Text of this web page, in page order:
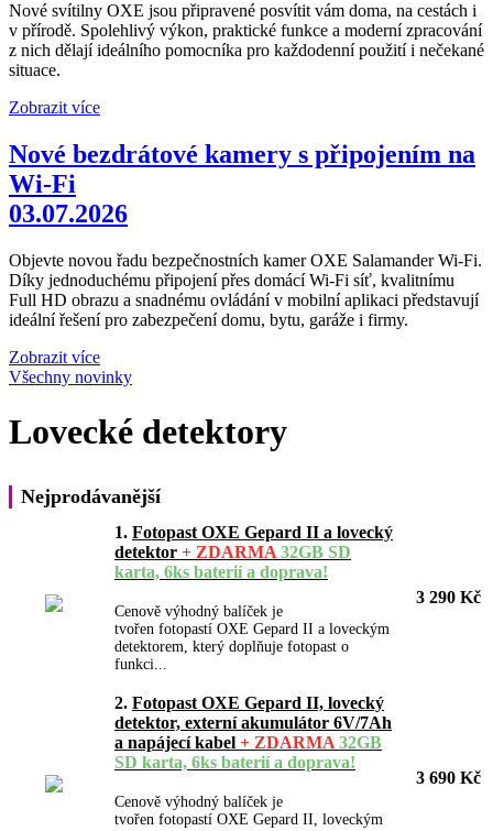
Nové svítilny OXE jsou připravené posvítit vám doma, na cestách i
v přírodě. Spolehlivý výkon, praktické funkce a moderní zpracování
z nich dělají ideálního pomocníka pro každodenní použití i nečekané
situace.
Zobrazit více
Nové bezdrátové kamery s připojením na
Wi-Fi
03.07.2026
Objevte novou řadu bezpečnostních kamer OXE Salamander Wi-Fi.
Díky jednoduchému připojení přes domácí Wi-Fi síť, kvalitnímu
Full HD obrazu a snadnému ovládání v mobilní aplikaci představují
ideální řešení pro zabezpečení domu, bytu, garáže i firmy.
Zobrazit více
Všechny novinky
Lovecké detektory
Nejprodávanější
1. Fotopast OXE Gepard II a lovecký
detektor + ZDARMA 32GB SD
karta, 6ks baterií a doprava!
Cenově výhodný balíček je
tvořen fotopastí OXE Gepard II a loveckým
detektorem, který doplňuje fotopast o
funkci...
3 290 Kč
2. Fotopast OXE Gepard II, lovecký
detektor, externí akumulátor 6V/7Ah
a napájecí kabel + ZDARMA 32GB
SD karta, 6ks baterií a doprava!
Cenově výhodný balíček je
tvořen fotopastí OXE Gepard II, loveckým
3 690 Kč